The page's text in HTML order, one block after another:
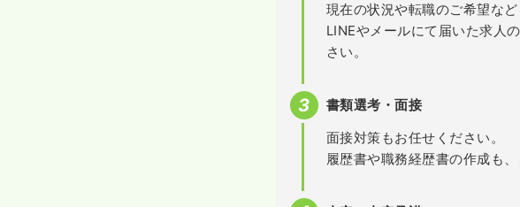
現在の状況や転職のご希望な
LINEやメールにて届いた求人
さい。
書類選考・面接
面接対策もお任せください。
履歴書や職務経歴書の作成も